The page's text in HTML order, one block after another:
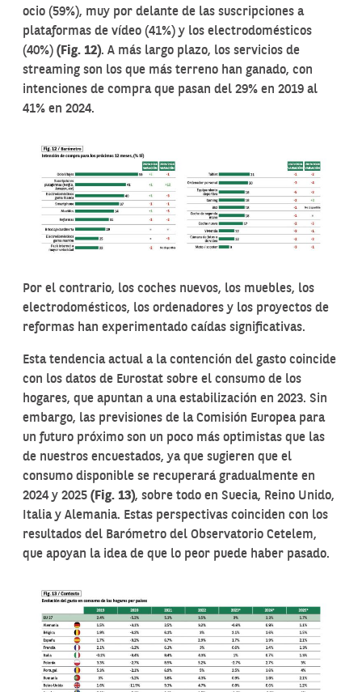
ocio (59%), muy por delante de las suscripciones a
plataformas de vídeo (41%) y los electrodomésticos
(40%) (Fig. 12). A más largo plazo, los servicios de
streaming son los que más terreno han ganado, con
intenciones de compra que pasan del 29% en 2019 al
41% en 2024.
Por el contrario, los coches nuevos, los muebles, los
electrodomésticos, los ordenadores y los proyectos de
reformas han experimentado caídas significativas.
Esta tendencia actual a la contención del gasto coincide
con los datos de Eurostat sobre el consumo de los
hogares, que apuntan a una estabilización en 2023. Sin
embargo, las previsiones de la Comisión Europea para
un futuro próximo son un poco más optimistas que las
de nuestros encuestados, ya que sugieren que el
consumo disponible se recuperará gradualmente en
2024 y 2025 (Fig. 13), sobre todo en Suecia, Reino Unido,
Italia y Alemania. Estas perspectivas coinciden con los
resultados del Barómetro del Observatorio Cetelem,
que apoyan la idea de que lo peor puede haber pasado.